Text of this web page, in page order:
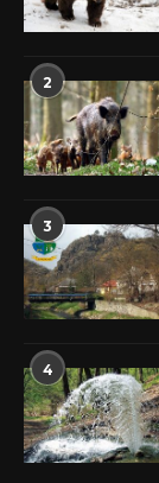
2
3
4